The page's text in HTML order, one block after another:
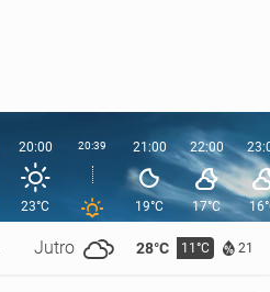
Jutro 28°C 11°C 21
20:00
23°C
20:39 21:00
19°C
22:00
17°C